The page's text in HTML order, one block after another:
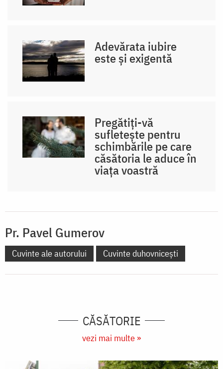
Adevărata iubire
este și exigentă
Pregătiți-vă
sufletește pentru
schimbările pe care
căsătoria le aduce în
viața voastră
Pr. Pavel Gumerov
Cuvinte ale autorului Cuvinte duhovnicești
CĂSĂTORIE
vezi mai multe »